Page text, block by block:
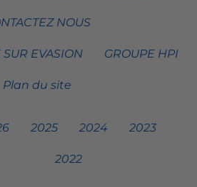
NOUS
EVASION GROUPE HPI
Plan du site
2025 2024 2023
2022